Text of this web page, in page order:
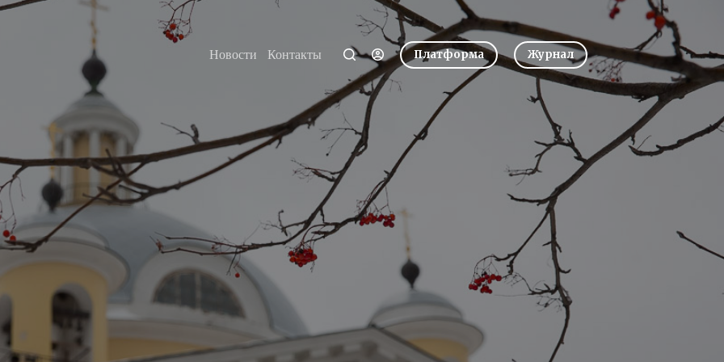
Новости Контакты Платформа Журнал